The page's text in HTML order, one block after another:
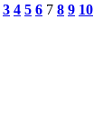
3 4 5 6 7 8 9 10